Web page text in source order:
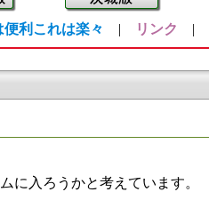
便利これは楽々 | リンク |
に入ろうかと考えています。